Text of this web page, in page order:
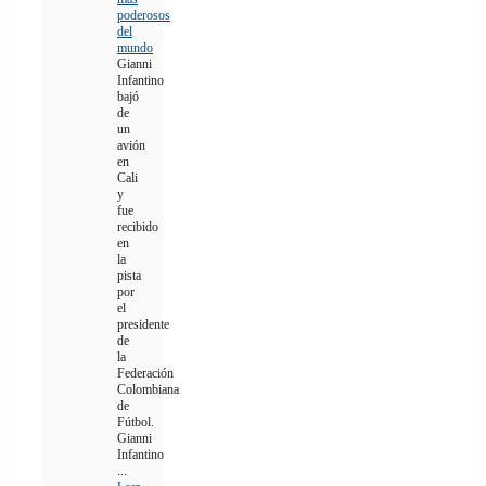
poderosos
del
mundo
Gianni
Infantino
bajó
de
un
avión
en
Cali
y
fue
recibido
en
la
pista
por
el
presidente
de
la
Federación
Colombiana
de
Fútbol.
Gianni
Infantino